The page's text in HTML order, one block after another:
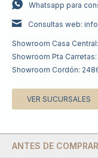
Whatsapp para
Consultas web:
Showroom Casa
Showroom Pta
Showroom Cordón:
VER SUCURSALES
ANTES DE COMPRAR